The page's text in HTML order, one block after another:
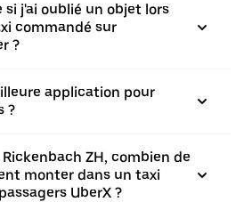
si j'ai oublié un objet lors
commandé sur
?
application pour
?
ZH, combien de
monter dans un taxi
UberX ?